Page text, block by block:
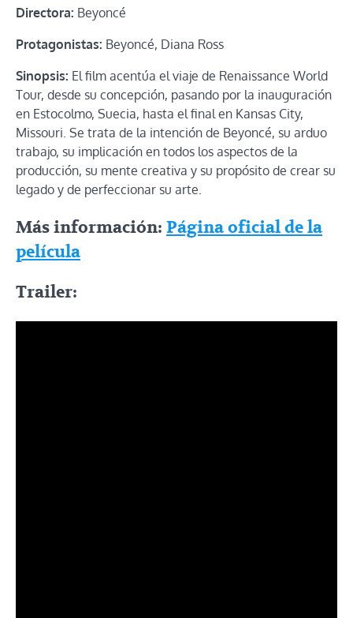
Directora: Beyoncé
Protagonistas: Beyoncé, Diana Ross
Sinopsis: El film acentúa el viaje de Renaissance World
Tour, desde su concepción, pasando por la inauguración
en Estocolmo, Suecia, hasta el final en Kansas City,
Missouri. Se trata de la intención de Beyoncé, su arduo
trabajo, su implicación en todos los aspectos de la
producción, su mente creativa y su propósito de crear su
legado y de perfeccionar su arte.
Más información: Página oficial de la
película
Trailer: